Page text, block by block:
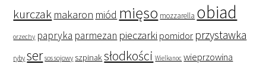
kurczak makaron miód mięso mozzarella obiad
orzechy papryka parmezan pieczarki pomidor przystawka
ryby ser sos sojowy szpinaksłodkości Wielkanoc wieprzowina